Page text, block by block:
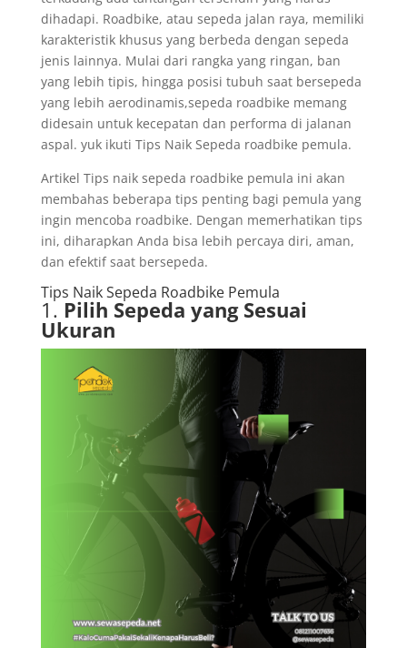
dihadapi. Roadbike, atau sepeda jalan raya, memiliki
karakteristik khusus yang berbeda dengan sepeda
jenis lainnya. Mulai dari rangka yang ringan, ban
yang lebih tipis, hingga posisi tubuh saat bersepeda
yang lebih aerodinamis,sepeda roadbike memang
didesain untuk kecepatan dan performa di jalanan
aspal. yuk ikuti Tips Naik Sepeda roadbike pemula.
Artikel Tips naik sepeda roadbike pemula ini akan
membahas beberapa tips penting bagi pemula yang
ingin mencoba roadbike. Dengan memerhatikan tips
ini, diharapkan Anda bisa lebih percaya diri, aman,
dan efektif saat bersepeda.
Tips Naik Sepeda Roadbike Pemula
1. Pilih Sepeda yang Sesuai
Ukuran